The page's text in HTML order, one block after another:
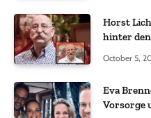
Horst
hinter
October 5,
Eva
Vorsorge